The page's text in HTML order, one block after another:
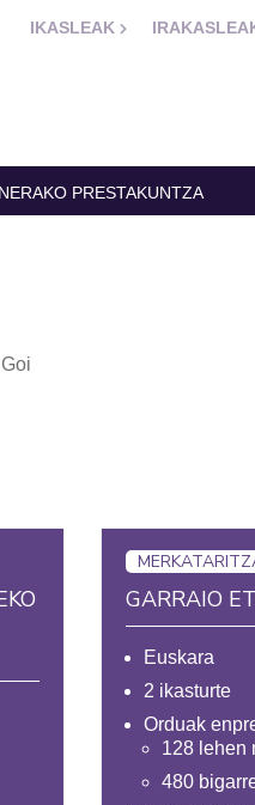
IKASLEAK
PRESTAKUNTZA
GARRAIO
Euskara
2 ikasturte
Orduak
128 lehen
480